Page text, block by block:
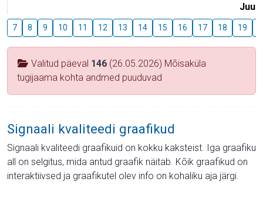
Juuli
7 8 9 10 11 12 13 14 15 16 17 18 19
Valitud päeval 146 (26.05.2026) Mõisaküla
tugijaama kohta andmed puuduvad
Signaali kvaliteedi graafikud
Signaali kvaliteedi graafikuid on kokku kaksteist. Iga graafiku
all on selgitus, mida antud graafik näitab. Kõik graafikud on
interaktiivsed ja graafikutel olev info on kohaliku aja järgi.